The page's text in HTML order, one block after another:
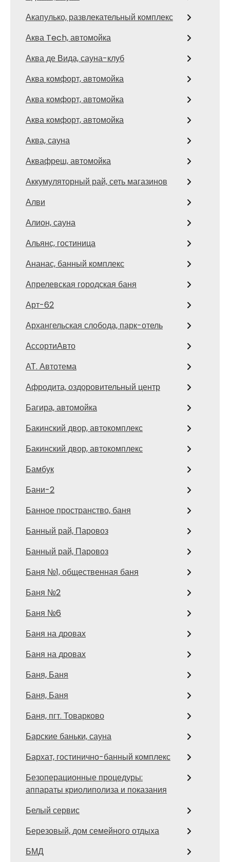
Акапулько, развлекательный комплекс
Аква Tech, автомойка
Аква де Вида, сауна-клуб
Аква комфорт, автомойка
Аква комфорт, автомойка
Аква комфорт, автомойка
Аква, сауна
Аквафреш, автомойка
Аккумуляторный рай, сеть магазинов
Алви
Алион, сауна
Альянс, гостиница
Ананас, банный комплекс
Апрелевская городская баня
Арт-62
Архангельская слобода, парк-отель
АссортиАвто
АТ. Автотема
Афродита, оздоровительный центр
Багира, автомойка
Бакинский двор, автокомплекс
Бакинский двор, автокомплекс
Бамбук
Бани-2
Банное пространство, баня
Банный рай, Паровоз
Банный рай, Паровоз
Баня №1, общественная баня
Баня №2
Баня №6
Баня на дровах
Баня на дровах
Баня, Баня
Баня, Баня
Баня, пгт. Товарково
Барские баньки, сауна
Бархат, гостинично-банный комплекс
Безоперационные процедуры:
аппараты криолиполиза и показания
Белый сервис
Березовый, дом семейного отдыха
БМД